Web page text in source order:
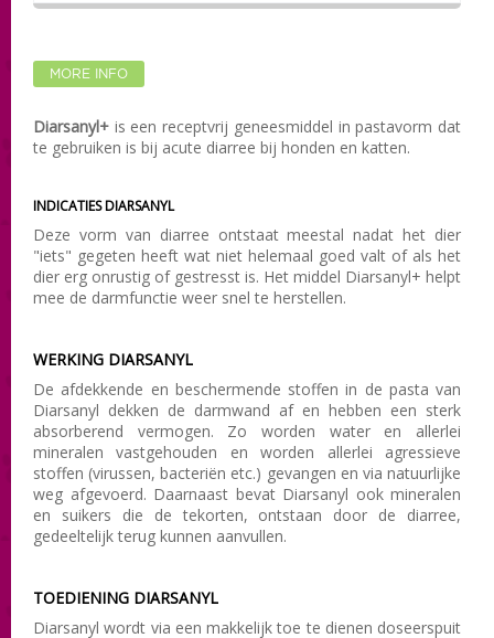
MORE INFO
Diarsanyl+ is een receptvrij geneesmiddel in pastavorm dat
te gebruiken is bij acute diarree bij honden en katten.
INDICATIES DIARSANYL
Deze vorm van diarree ontstaat meestal nadat het dier
"iets" gegeten heeft wat niet helemaal goed valt of als het
dier erg onrustig of gestresst is. Het middel Diarsanyl+ helpt
mee de darmfunctie weer snel te herstellen.
WERKING DIARSANYL
De afdekkende en beschermende stoffen in de pasta van
Diarsanyl dekken de darmwand af en hebben een sterk
absorberend vermogen. Zo worden water en allerlei
mineralen vastgehouden en worden allerlei agressieve
stoffen (virussen, bacteriën etc.) gevangen en via natuurlijke
weg afgevoerd. Daarnaast bevat Diarsanyl ook mineralen
en suikers die de tekorten, ontstaan door de diarree,
gedeeltelijk terug kunnen aanvullen.
TOEDIENING DIARSANYL
Diarsanyl wordt via een makkelijk toe te dienen doseerspuit